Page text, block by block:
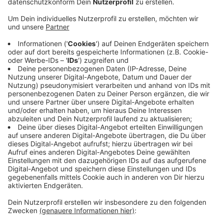
Veröffentlicht:Dienstag, 28.04.2020 14:34
Die berühmte Weseler Esel-Ampel leuchtet jetzt
länger grün. Immer wieder hatten sich Leute
beschwert, dass die Grünphase an der
Kreuzstraße/Esplanade zu kurz sei. Der Grund:
Fußgänger lassen sich hier mehr Zeit beim Überqueren,
z.B. um Selfies mit den Esel-Motiven zu machen. Die
Stadt Wesel hat die Grünphase deshalb angepasst.
Ohnehin wird die Ampel künftig wohl häufiger genutzt.
Aldi hatte hier schon seine Verkaufsfläche vergrößert;
bald soll auch Edeka eröffnen.